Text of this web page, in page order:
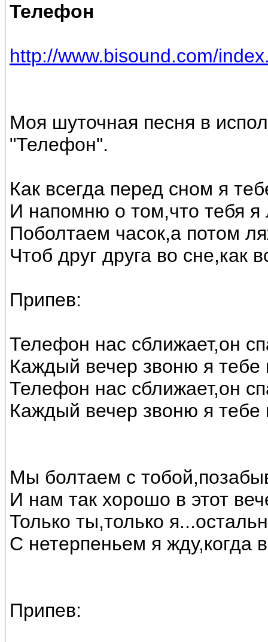
Телефон
http://www.bisound.com/
Моя шуточная песня в
"Телефон".
Как всегда перед сном я
И напомню о том,что тебя
Поболтаем часок,а потом
Чтоб друг друга во сне,как
Припев:
Телефон нас сближает,он
Каждый вечер звоню я тебе
Телефон нас сближает,он
Каждый вечер звоню я тебе
Мы болтаем с
И нам так хорошо в этот
Только ты,только
С нетерпеньем я жду,когда
Припев: